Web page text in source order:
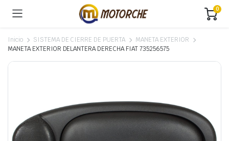
0
Inicio SISTEMA DE CIERRE DE PUERTA
MANETA EXTERIOR
MANETA EXTERIOR DELANTERA DERECHA FIAT 735256575